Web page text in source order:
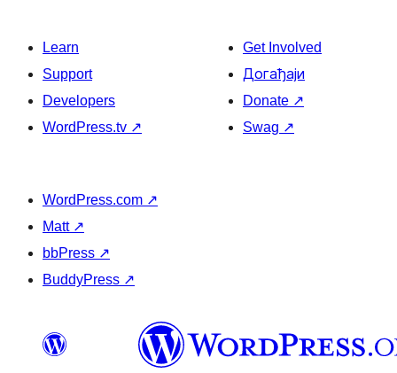
Learn
Support
Developers
WordPress.tv ↗
Get Involved
Догађаји
Donate ↗
Swag ↗
WordPress.com ↗
Matt ↗
bbPress ↗
BuddyPress ↗